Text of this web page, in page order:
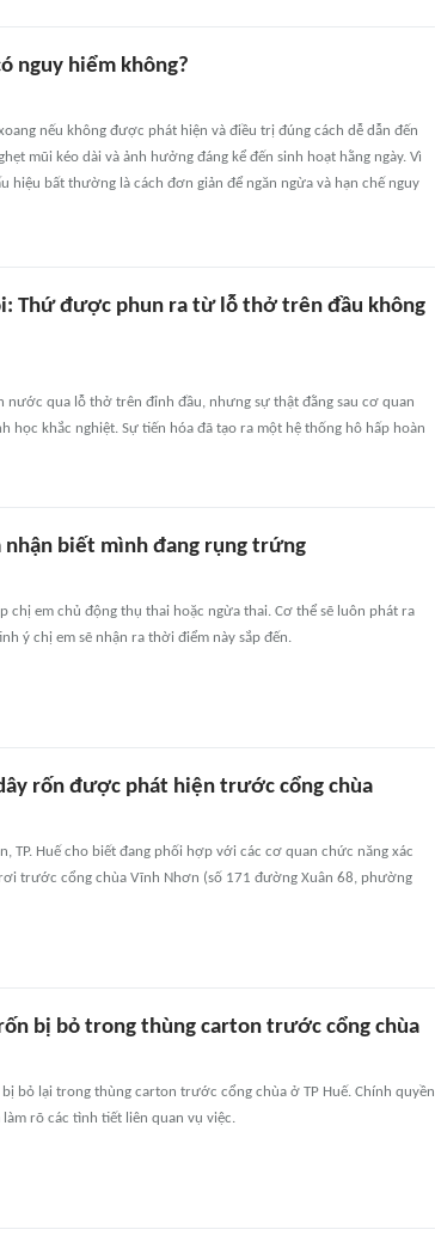
nguy hiểm không?
nếu không được phát hiện và điều trị đúng cách dễ dẫn đến
mũi kéo dài và ảnh hưởng đáng kể đến sinh hoạt hằng ngày. Vì
hiệu bất thường là cách đơn giản để ngăn ngừa và hạn chế nguy
Thứ được phun ra từ lỗ thở trên đầu không
nước qua lỗ thở trên đỉnh đầu, nhưng sự thật đằng sau cơ quan
học khắc nghiệt. Sự tiến hóa đã tạo ra một hệ thống hô hấp hoàn
nhận biết mình đang rụng trứng
chị em chủ động thụ thai hoặc ngừa thai. Cơ thể sẽ luôn phát ra
ý chị em sẽ nhận ra thời điểm này sắp đến.
rốn được phát hiện trước cổng chùa
TP. Huế cho biết đang phối hợp với các cơ quan chức năng xác
trước cổng chùa Vĩnh Nhơn (số 171 đường Xuân 68, phường
bị bỏ trong thùng carton trước cổng chùa
bỏ lại trong thùng carton trước cổng chùa ở TP Huế. Chính quyền
rõ các tình tiết liên quan vụ việc.